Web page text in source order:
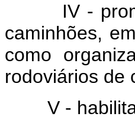
IV -
caminhões,
como
rodoviários de
V - habilitar